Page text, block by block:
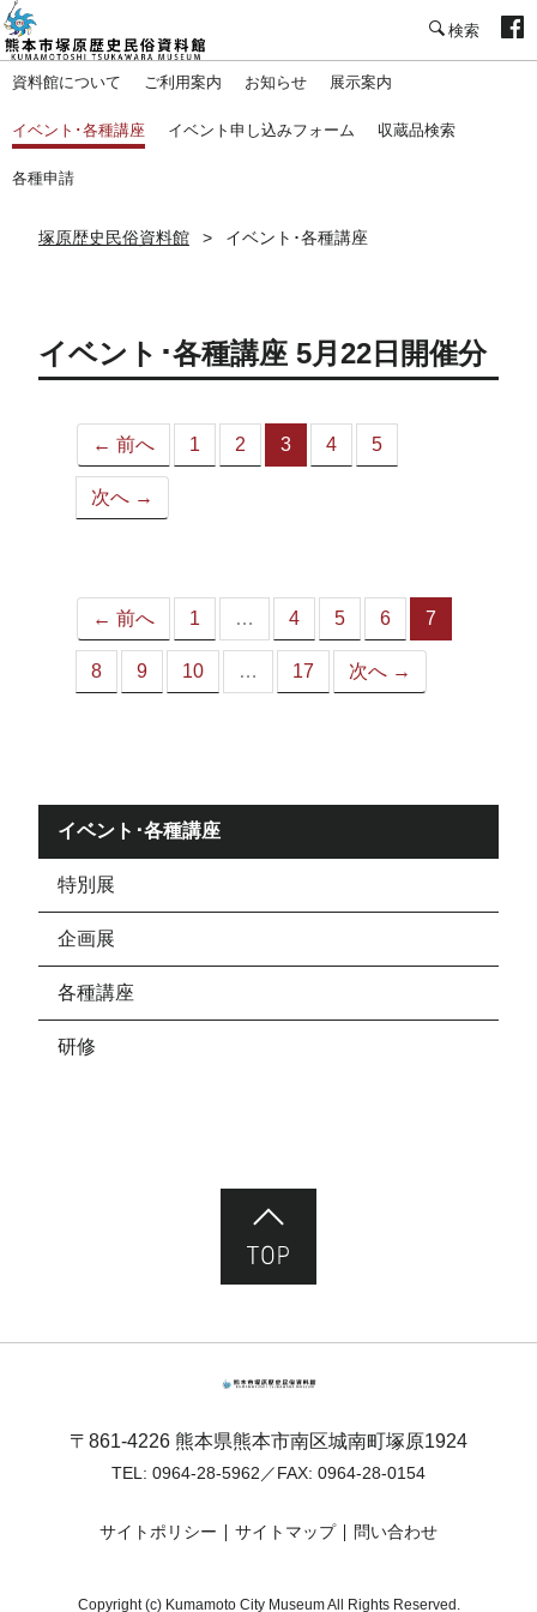
資料館について ご利用案内 お知らせ 展示案内
イベント･各種講座 イベント申し込みフォーム 収蔵品検索
各種申請
塚原歴史民俗資料館 イベント･各種講座
イベント･各種講座 5月22日開催分
← 前へ 1 2 3
（こ
4 5
次へ →
← 前へ 1 … 4 5 6 7
8 9 10 … 17 次へ →
イベント･各種講座
特別展
企画展
各種講座
研修
〒861-4226 熊本県熊本市南区城南町塚原1924
TEL: 0964-28-5962 ／FAX: 0964-28-0154
サイトポリシー サイトマップ 問い合わせ
Copyright (c) Kumamoto City Museum All Rights Reserved.